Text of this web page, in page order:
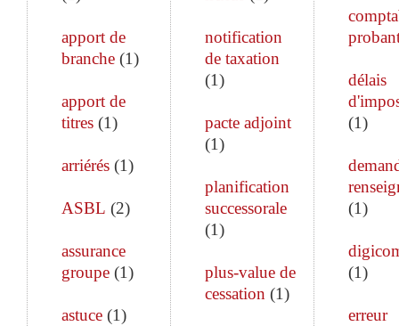
apport de
branche (1)
apport de
titres (1)
arriérés (1)
ASBL (2)
assurance
groupe (1)
astuce (1)
notification
de taxation
(1)
pacte adjoint
(1)
planification
successorale
(1)
plus-value de
cessation (1)
délais
(1)
(1)
(1)
erreur